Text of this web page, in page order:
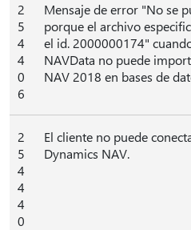
2
5
4
4
0
6
Mensaje de error "No se
porque el archivo
el id. 2000000174"
NAVData no puede
NAV 2018 en bases de
2
5
4
4
4
0
El cliente no puede
Dynamics NAV.